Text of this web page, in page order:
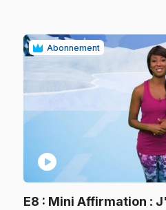
Abonnement
play_circle
E8 : Mini Affirmation :